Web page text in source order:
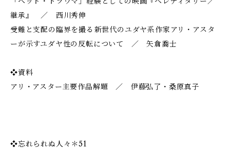
継承』 ／ 西川秀伸
受難と支配の臨界を撮る――新世代のユダヤ系作家アリ・アスタ
ーが示すユダヤ性の反転について ／ 矢倉喬士
❖資料
アリ・アスター主要作品解題 ／ 伊藤弘了・桑原真子
❖忘れられぬ人々＊51